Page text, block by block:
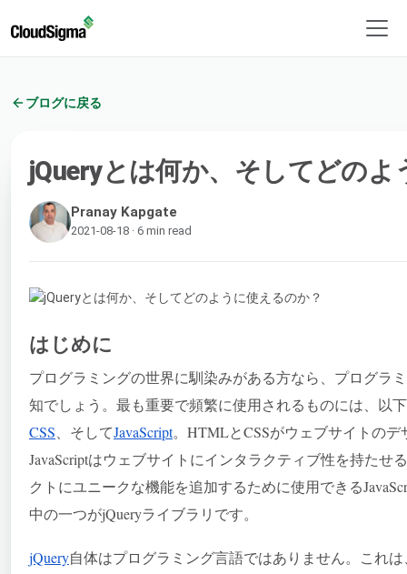
ブログに戻る
jQueryとは何か、そしてどのよ
Pranay Kapgate
2021-08-18 · 6 min read
はじめに
プログラミングの世界に馴染みがある方なら、プログラ
知でしょう。最も重要で頻繁に使用されるものには、以
CSS 、そしてJavaScript。HTMLとCSSがウェブサイトの
JavaScriptはウェブサイトにインタラクティブ性を持たせ
クトにユニークな機能を追加するために使用できる
中の一つがjQueryライブラリです。
jQuery自体はプログラミング言語ではありません。これ